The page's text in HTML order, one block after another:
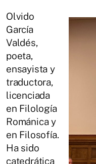
Olvido
García
Valdés,
poeta,
ensayista y
traductora,
licenciada
en Filología
Románica y
en Filosofía.
Ha sido
catedrática